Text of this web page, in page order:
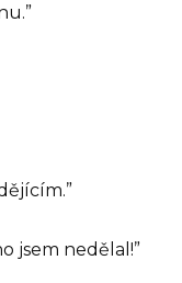
jsem nedělal!”